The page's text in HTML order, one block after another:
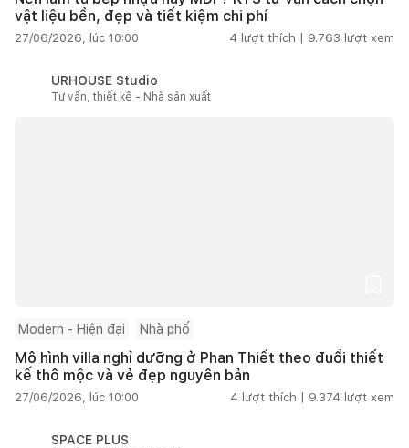
vật liệu bền, đẹp và tiết kiệm chi phí
27/06/2026, lúc 10:00 4 lượt thích | 9.763 lượt xem
URHOUSE Studio
Tư vấn, thiết kế - Nhà sản xuất
Modern - Hiện đại Nhà phố
Mô hình villa nghỉ dưỡng ở Phan Thiết theo đuổi thiết
kế thô mộc và vẻ đẹp nguyên bản
27/06/2026, lúc 10:00 4 lượt thích | 9.374 lượt xem
SPACE PLUS